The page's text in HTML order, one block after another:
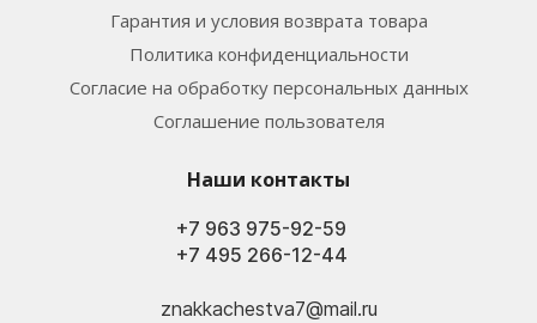
Гарантия и условия возврата товара
Политика конфиденциальности
Согласие на обработку персональных данных
Соглашение пользователя
Наши контакты
+7 495 266-12-44
+7 963 975-92-59
znakkachestva7@mail.ru